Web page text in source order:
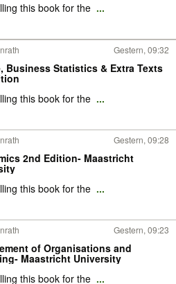
this book for the ...
Gestern, 09:32
Business Statistics & Extra Texts
this book for the ...
Gestern, 09:28
2nd Edition- Maastricht
this book for the ...
Gestern, 09:23
of Organisations and
Maastricht University
this book for the ...